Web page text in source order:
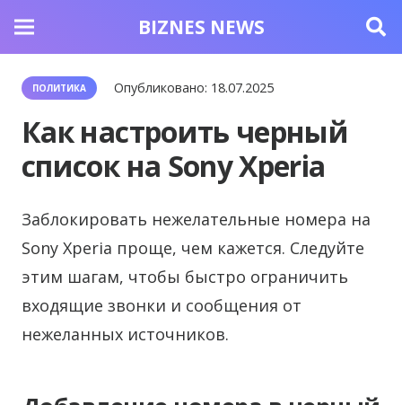
BIZNES NEWS
ПОЛИТИКА Опубликовано: 18.07.2025
Как настроить черный
список на Sony Xperia
Заблокировать нежелательные номера на
Sony Xperia проще, чем кажется. Следуйте
этим шагам, чтобы быстро ограничить
входящие звонки и сообщения от
нежеланных источников.